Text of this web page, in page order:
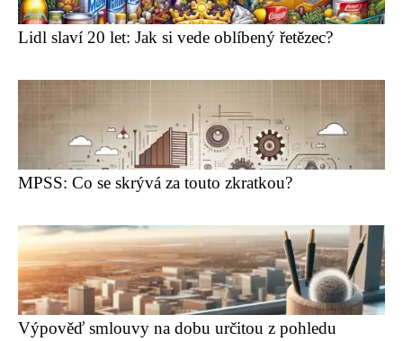
Lidl slaví 20 let: Jak si vede oblíbený řetězec?
MPSS: Co se skrývá za touto zkratkou?
Výpověď smlouvy na dobu určitou z pohledu